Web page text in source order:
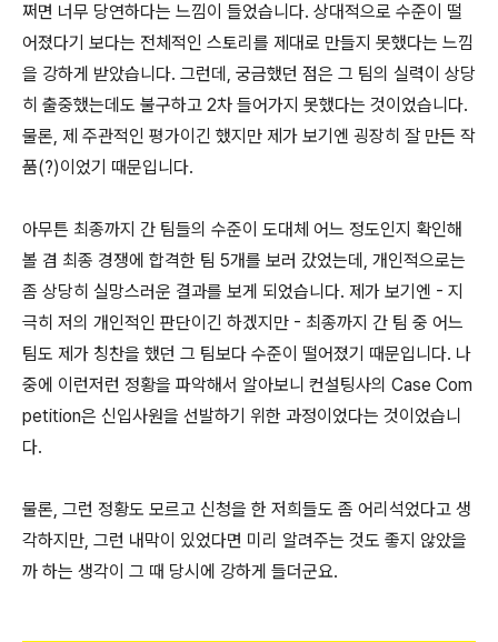
쩌면 너무 당연하다는 느낌이 들었습니다. 상대적으로 수준이 떨
어졌다기 보다는 전체적인 스토리를 제대로 만들지 못했다는 느낌
을 강하게 받았습니다. 그런데, 궁금했던 점은 그 팀의 실력이 상당
히 출중했는데도 불구하고 2차 들어가지 못했다는 것이었습니다.
물론, 제 주관적인 평가이긴 했지만 제가 보기엔 굉장히 잘 만든 작
품(?)이었기 때문입니다.
아무튼 최종까지 간 팀들의 수준이 도대체 어느 정도인지 확인해
볼 겸 최종 경쟁에 합격한 팀 5개를 보러 갔었는데, 개인적으로는
좀 상당히 실망스러운 결과를 보게 되었습니다. 제가 보기엔 - 지
극히 저의 개인적인 판단이긴 하겠지만 - 최종까지 간 팀 중 어느
팀도 제가 칭찬을 했던 그 팀보다 수준이 떨어졌기 때문입니다. 나
중에 이런저런 정황을 파악해서 알아보니 컨설팅사의 Case Com
petition은 신입사원을 선발하기 위한 과정이었다는 것이었습니
다.
물론, 그런 정황도 모르고 신청을 한 저희들도 좀 어리석었다고 생
각하지만, 그런 내막이 있었다면 미리 알려주는 것도 좋지 않았을
까 하는 생각이 그 때 당시에 강하게 들더군요.